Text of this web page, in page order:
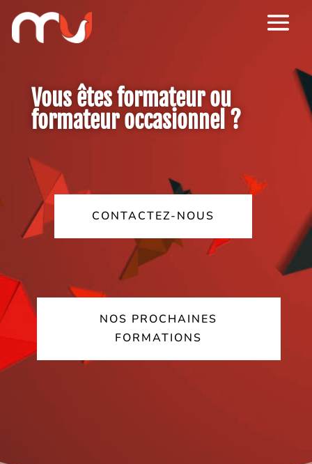
Vous êtes formateur ou
formateur occasionnel ?
CONTACTEZ-NOUS
NOS PROCHAINES
FORMATIONS